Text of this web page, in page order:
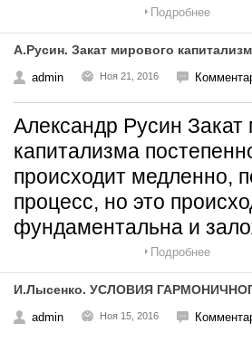
Подробнее
А.Русин. Закат мирового
admin Ноя 21, 2016
Александр Русин
капитализма
происходит медленно,
процесс, но это
фундаментальна и
Подробнее
И.Лысенко. УСЛОВИЯ
admin Ноя 15, 2016